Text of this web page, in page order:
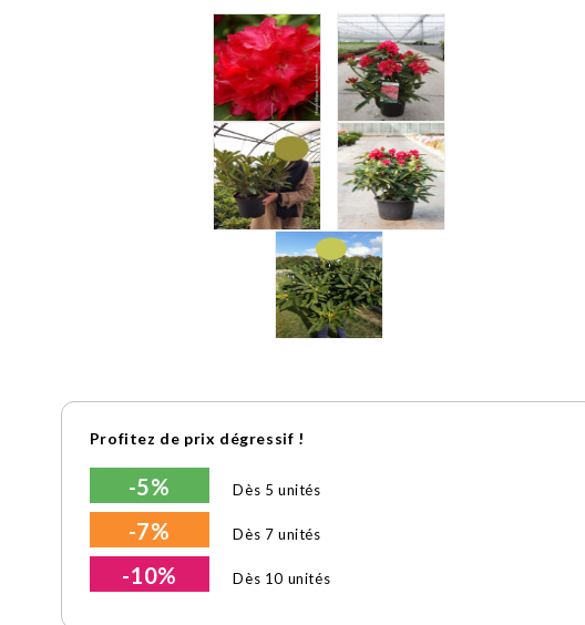
Profitez de prix dégressif !
-5% Dès 5 unités
-7% Dès 7 unités
-10% Dès 10 unités